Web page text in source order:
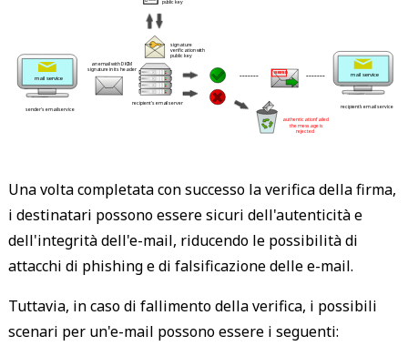
public key
signature
verification with
public key
recipient's email server
------- VERIFIED
authentication failed
the message is
rejected
-------
recipient's email service
mail service
an email with DKIM
signature in its header
mail service
sender's email service
Una volta completata con successo la verifica della firma,
i destinatari possono essere sicuri dell'autenticità e
dell'integrità dell'e-mail, riducendo le possibilità di
attacchi di phishing e di falsificazione delle e-mail.
Tuttavia, in caso di fallimento della verifica, i possibili
scenari per un'e-mail possono essere i seguenti: